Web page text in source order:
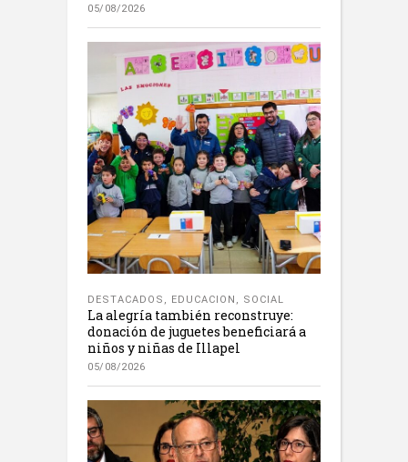
05/08/2026
DESTACADOS , EDUCACION , SOCIAL
La alegría también reconstruye:
donación de juguetes beneficiará a
niños y niñas de Illapel
05/08/2026